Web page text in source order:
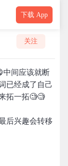
下载 App
关注
中间应该就断
已经成了自己
拓一拓🧐🧐
后兴趣会转移